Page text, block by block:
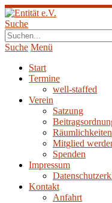
Suche
Suche Menü
Start
Termine
well-staffed
Verein
Satzung
Räumlichkeiten
Mitglied
Spenden
Impressum
Kontakt
Anfahrt